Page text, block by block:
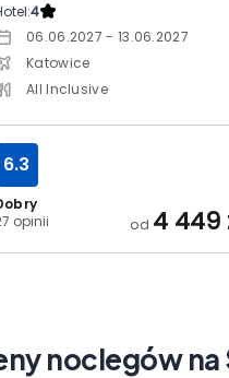
4
06.06.2027 - 13.06.2027
Katowice
All Inclusive
opinii
6.3
od 4 449
noclegów na